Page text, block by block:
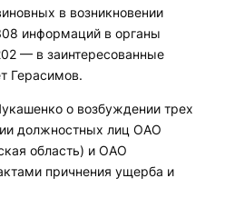
в возникновении
информаций в органы
— в заинтересованные
Герасимов.
о возбуждении трех
должностных лиц ОАО
область) и ОАО
причнения ущерба и